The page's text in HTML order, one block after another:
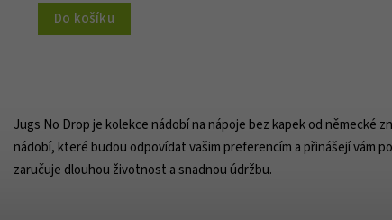
Do košíku
Jugs No Drop je kolekce nádobí na nápoje bez kapek od německé
nádobí, které budou odpovídat vašim preferencím a přinášejí vám
zaručuje dlouhou životnost a snadnou údržbu.